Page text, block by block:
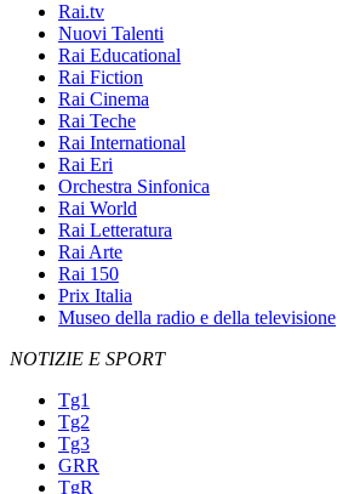
Rai.tv
Nuovi Talenti
Rai Educational
Rai Fiction
Rai Cinema
Rai Teche
Rai International
Rai Eri
Orchestra Sinfonica
Rai World
Rai Letteratura
Rai Arte
Rai 150
Prix Italia
Museo della radio e della televisione
NOTIZIE E SPORT
Tg1
Tg2
Tg3
GRR
TgR